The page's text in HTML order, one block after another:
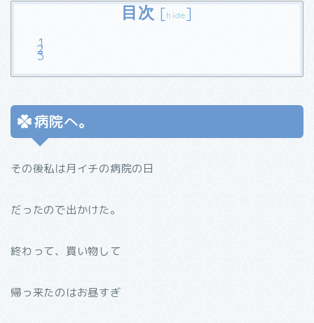
目次 [hide]
病院へ。
その後私は月イチの病院の日
だったので出かけた。
終わって、買い物して
帰っ来たのはお昼すぎ